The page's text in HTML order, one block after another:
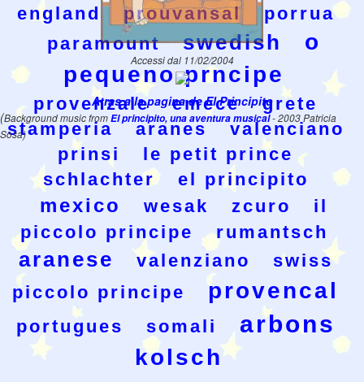
england
prouvansal
porrua
paramount
swedish
o
pequeno prncipe
provenzale emece
grete
stamperia
aranes
valenciano
prinsi
le petit prince
schlachter
el principito
mexico wesak zcuro
il
piccolo principe
rumantsch
aranese valenziano
swiss
piccolo principe
provencal
portugues somali arbons
kolsch
Accessi dal 11/02/2004
Atras a la pagina de El Principito
(Background music fromEl principito, una aventura musical- 2003 Patricia
Sosa)